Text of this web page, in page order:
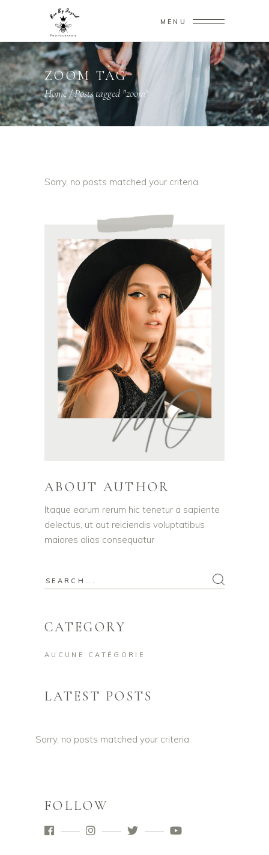
MENU
ZOOM TAG
Home/Posts tagged "zoom"
Sorry, no posts matched your criteria.
ABOUT AUTHOR
Itaque earum rerum hic tenetur a sapiente
delectus, ut aut reiciendis voluptatibus
maiores alias consequatur
Search
CATEGORY
AUCUNE CATÉGORIE
LATEST POSTS
Sorry, no posts matched your criteria.
FOLLOW